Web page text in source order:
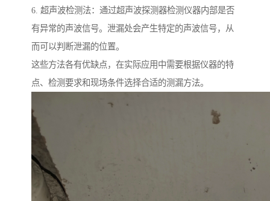
6. 超声波检测法：通过超声波探测器检测仪器内部是否
有异常的声波信号。泄漏处会产生特定的声波信号，从
而可以判断泄漏的位置。
这些方法各有优缺点，在实际应用中需要根据仪器的特
点、检测要求和现场条件选择合适的测漏方法。